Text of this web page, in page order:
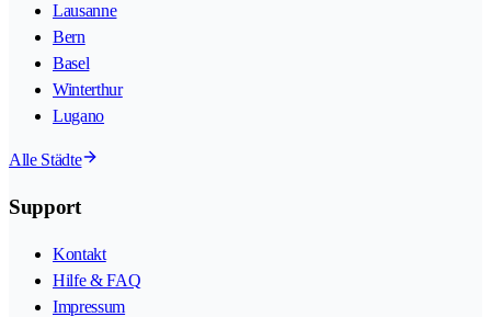
Lausanne
Bern
Basel
Winterthur
Lugano
Alle Städte
Support
Kontakt
Hilfe & FAQ
Impressum